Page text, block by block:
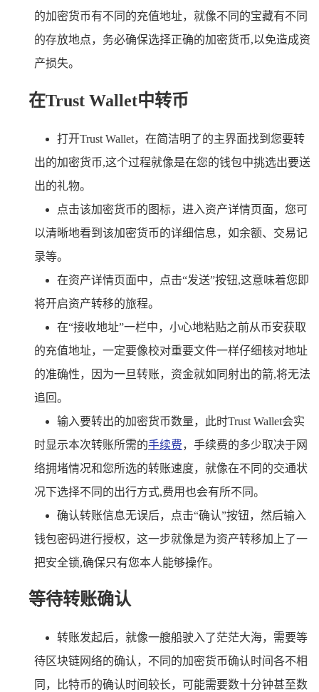
的加密货币有不同的充值地址，就像不同的宝藏有不同
的存放地点，务必确保选择正确的加密货币,以免造成资
产损失。
在Trust Wallet中转币
打开Trust Wallet，在简洁明了的主界面找到您要转
出的加密货币,这个过程就像是在您的钱包中挑选出要送
出的礼物。
点击该加密货币的图标，进入资产详情页面，您可
以清晰地看到该加密货币的详细信息，如余额、交易记
录等。
在资产详情页面中，点击“发送”按钮,这意味着您即
将开启资产转移的旅程。
在“接收地址”一栏中，小心地粘贴之前从币安获取
的充值地址，一定要像校对重要文件一样仔细核对地址
的准确性，因为一旦转账，资金就如同射出的箭,将无法
追回。
输入要转出的加密货币数量，此时Trust Wallet会实
时显示本次转账所需的手续费，手续费的多少取决于网
络拥堵情况和您所选的转账速度，就像在不同的交通状
况下选择不同的出行方式,费用也会有所不同。
确认转账信息无误后，点击“确认”按钮，然后输入
钱包密码进行授权，这一步就像是为资产转移加上了一
把安全锁,确保只有您本人能够操作。
等待转账确认
转账发起后，就像一艘船驶入了茫茫大海，需要等
待区块链网络的确认，不同的加密货币确认时间各不相
同，比特币的确认时间较长，可能需要数十分钟甚至数